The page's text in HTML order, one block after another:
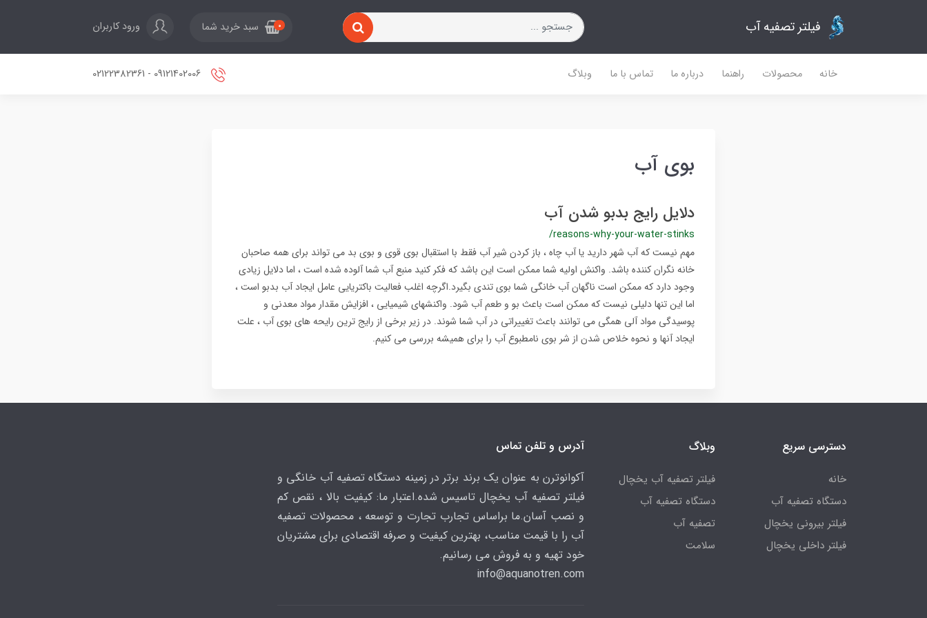
فیلتر تصفیه آب 0 سبد خرید شما ورود کاربران
خانه محصولات راهنما درباره ما تماس با ما وبلاگ
بوی آب
دلایل رایج بدبو شدن آب
/reasons-why-your-water-stinks
مهم نیست که آب شهر دارید یا آب چاه ، باز کردن شیر آب فقط با استقبال بوی قوی و بوی بد می تواند برای همه صاحبان
خانه نگران کننده باشد. واکنش اولیه شما ممکن است این باشد که فکر کنید منبع آب شما آلوده شده است ، اما دلایل زیادی
وجود دارد که ممکن است ناگهان آب خانگی شما بوی تندی بگیرد.اگرچه اغلب فعالیت باکتریایی عامل ایجاد آب بدبو است ،
اما این تنها دلیلی نیست که ممکن است باعث بو و طعم آب شود. واکنشهای شیمیایی ، افزایش مقدار مواد معدنی و
پوسیدگی مواد آلی همگی می توانند باعث تغییراتی در آب شما شوند. در زیر برخی از رایج ترین رایحه های بوی آب ، علت
ایجاد آنها و نحوه خلاص شدن از شر بوی نامطبوع آب را برای همیشه بررسی می کنیم.
دسترسی سریع
خانه
دستگاه تصفیه آب
فیلتر بیرونی یخچال
فیلتر داخلی یخچال
وبلاگ
فیلتر تصفیه آب یخچال
دستگاه تصفیه آب
تصفیه آب
سلامت
آدرس و تلفن تماس
آکوانوترن به عنوان یک برند برتر در زمینه دستگاه تصفیه آب خانگی و
فیلتر تصفیه آب یخچال تاسیس شده.اعتبار ما: کیفیت بالا ، نقص کم
و نصب آسان.ما براساس تجارب تجارت و توسعه ، محصولات تصفیه
آب را با قیمت مناسب، بهترین کیفیت و صرفه اقتصادی برای مشتریان
خود تهیه و به فروش می رسانیم.
info@aquanotren.com